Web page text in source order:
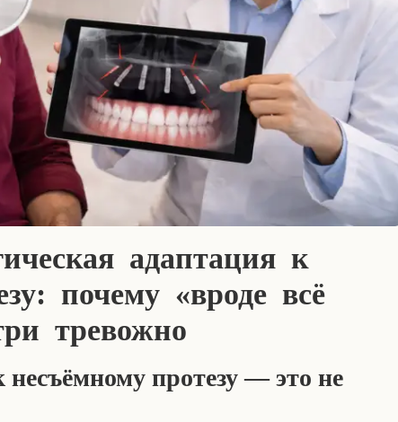
адаптация к
почему «вроде всё
тревожно
протезу — это не